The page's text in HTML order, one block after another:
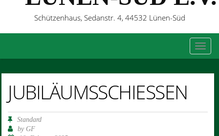
Schützenhaus, Sedanstr. 4, 44532 Lünen-Süd
JUBILÄUMSSCHIESSEN
Standard
byGF